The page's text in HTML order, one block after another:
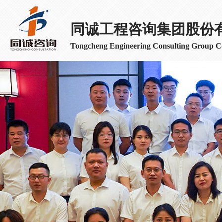
同诚工程咨询集团股份
Tongcheng Engineering Consulting Group